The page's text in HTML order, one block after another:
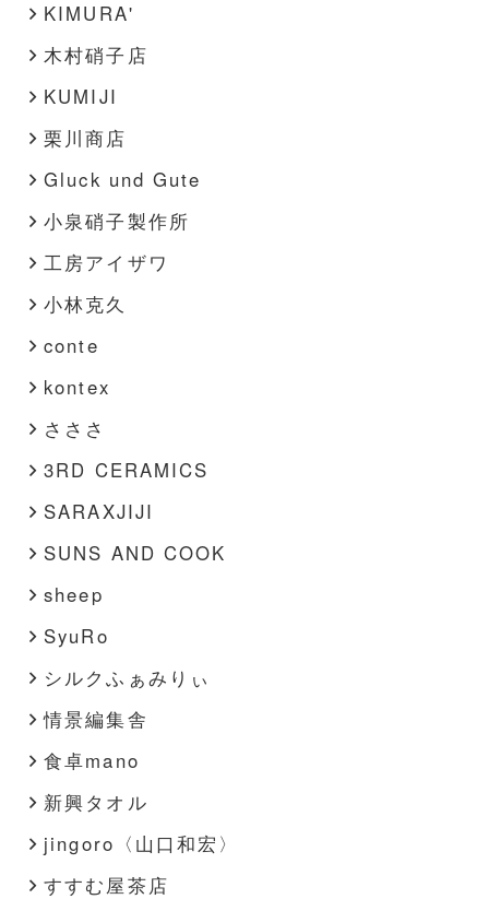
KIMURA'
木村硝子店
KUMIJI
栗川商店
Gluck und Gute
小泉硝子製作所
工房アイザワ
小林克久
conte
kontex
さささ
3RD CERAMICS
SARAXJIJI
SUNS AND COOK
sheep
SyuRo
シルクふぁみりぃ
情景編集舎
食卓mano
新興タオル
jingoro〈山口和宏〉
すすむ屋茶店